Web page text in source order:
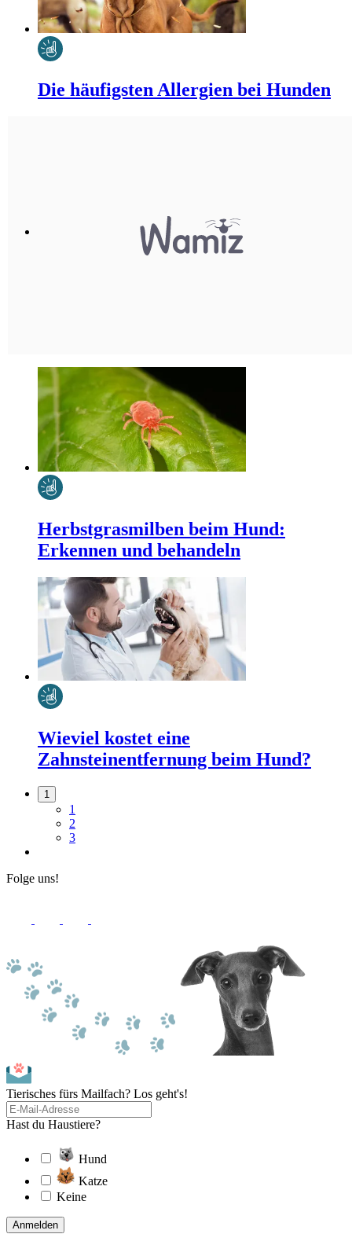
Die häufigsten Allergien bei Hunden
Herbstgrasmilben beim Hund:
Erkennen und behandeln
Wieviel kostet eine
Zahnsteinentfernung beim Hund?
1
1
2
3
Folge uns!
Tierisches fürs Mailfach? Los geht's!
Hast du Haustiere?
Hund
Katze
Keine
Anmelden